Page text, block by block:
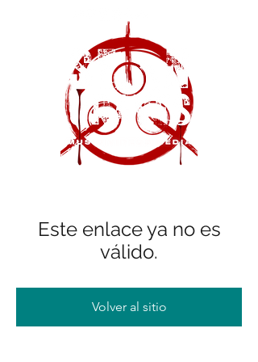
Este enlace ya no es
válido.
Volver al sitio